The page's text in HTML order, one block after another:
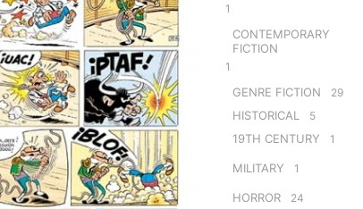
1
CONTEMPORARY
FICTION
1
GENRE FICTION 29
HISTORICAL 5
19TH CENTURY 1
MILITARY 1
HORROR 24